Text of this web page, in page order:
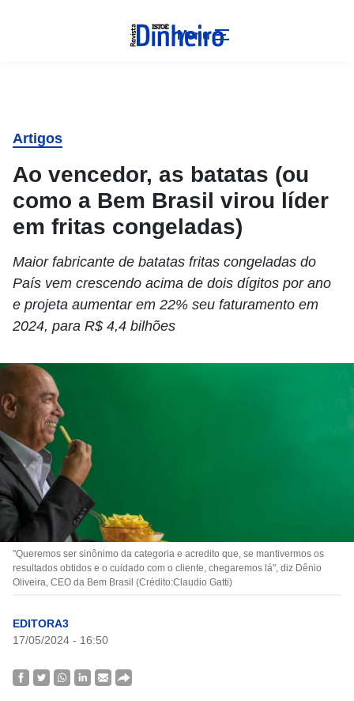
Menu
Artigos
Ao vencedor, as batatas (ou
como a Bem Brasil virou líder
em fritas congeladas)
Maior fabricante de batatas fritas congeladas do
País vem crescendo acima de dois dígitos por ano
e projeta aumentar em 22% seu faturamento em
2024, para R$ 4,4 bilhões
"Queremos ser sinônimo da categoria e acredito que, se mantivermos os
resultados obtidos e o cuidado com o cliente, chegaremos lá", diz Dênio
Oliveira, CEO da Bem Brasil (Crédito:Claudio Gatti)
EDITORA3
17/05/2024 - 16:50